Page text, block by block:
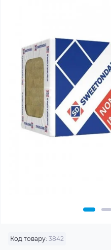
Код товару: 3842